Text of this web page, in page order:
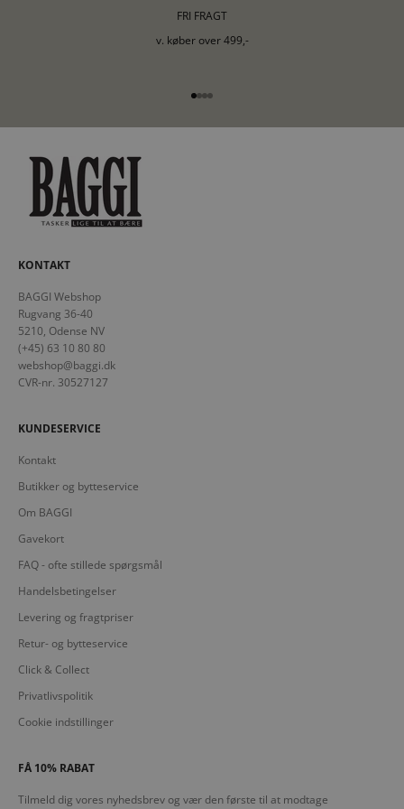
FRI FRAGT
v. køber over 499,-
Gå til element 1
Gå til element 2
Gå til element 3
Gå til element 4
KONTAKT
BAGGI Webshop
Rugvang 36-40
5210, Odense NV
(+45) 63 10 80 80
webshop@baggi.dk
CVR-nr. 30527127
KUNDESERVICE
Kontakt
Butikker og bytteservice
Om BAGGI
Gavekort
FAQ - ofte stillede spørgsmål
Handelsbetingelser
Levering og fragtpriser
Retur- og bytteservice
Click & Collect
Privatlivspolitik
Cookie indstillinger
FÅ 10% RABAT
Tilmeld dig vores nyhedsbrev og vær den første til at modtage